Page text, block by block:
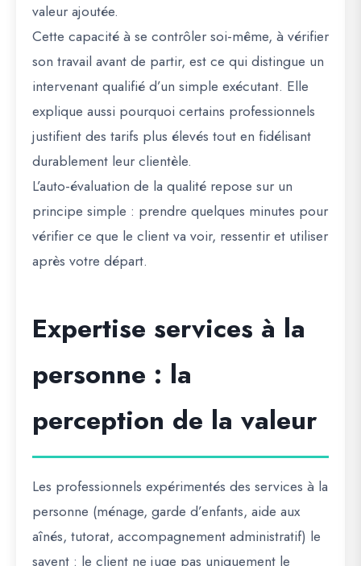
valeur ajoutée.
Cette capacité à se contrôler soi-même, à vérifier
son travail avant de partir, est ce qui distingue un
intervenant qualifié d’un simple exécutant. Elle
explique aussi pourquoi certains professionnels
justifient des tarifs plus élevés tout en fidélisant
durablement leur clientèle.
L’auto-évaluation de la qualité repose sur un
principe simple : prendre quelques minutes pour
vérifier ce que le client va voir, ressentir et utiliser
après votre départ.
Expertise services à la
personne : la
perception de la valeur
Les professionnels expérimentés des services à la
personne (ménage, garde d’enfants, aide aux
aînés, tutorat, accompagnement administratif) le
savent : le client ne juge pas uniquement le